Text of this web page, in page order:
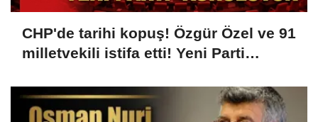
CHP'de tarihi kopuş! Özgür Özel ve 91
milletvekili istifa etti! Yeni Parti